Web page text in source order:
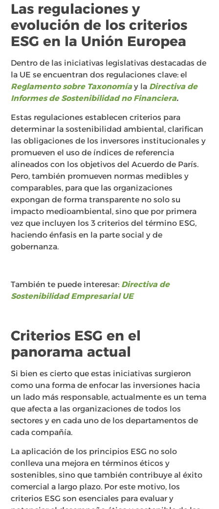
Las regulaciones y
evolución de los criterios
ESG en la Unión Europea
Dentro de las iniciativas legislativas destacadas de
la UE se encuentran dos regulaciones clave: el
Reglamento sobre Taxonomíay la Directiva de
Informes de Sostenibilidad no Financiera.
Estas regulaciones establecen criterios para
determinar la sostenibilidad ambiental, clarifican
las obligaciones de los inversores institucionales y
promueven el uso de índices de referencia
alineados con los objetivos del Acuerdo de París.
Pero, también promueven normas medibles y
comparables, para que las organizaciones
expongan de forma transparente no solo su
impacto medioambiental, sino que por primera
vez que incluyen los 3 criterios del término ESG,
haciendo énfasis en la parte social y de
gobernanza.
También te puede interesar: Directiva de
Sostenibilidad Empresarial UE
Criterios ESG en el
panorama actual
Si bien es cierto que estas iniciativas surgieron
como una forma de enfocar las inversiones hacia
un lado más responsable, actualmente es un tema
que afecta a las organizaciones de todos los
sectores y en cada uno de los departamentos de
cada compañía.
La aplicación de los principios ESG no solo
conlleva una mejora en términos éticos y
sostenibles, sino que también contribuye al éxito
comercial a largo plazo. Por este motivo, los
criterios ESG son esenciales para evaluar y